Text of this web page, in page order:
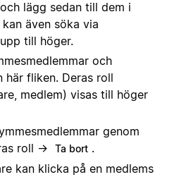
lägg sedan till dem i
även söka via
till höger.
och
här fliken. Deras roll
medlem) visas till höger
genom
roll →
Ta bort .
kan klicka på en medlems